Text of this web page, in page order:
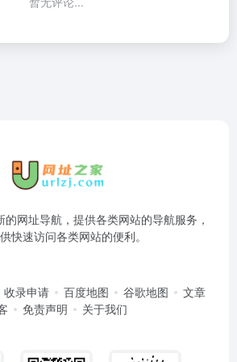
网址导航，提供各类网站的导航服务，
快速访问各类网站的便利。
收录申请 百度地图 谷歌地图
文章
免责声明 关于我们